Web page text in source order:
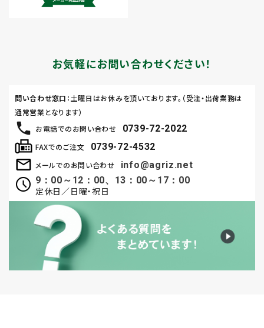
お気軽にお問い合わせください！
お電話でのお問い合わせ 0739-72-2022
メールでのお問い合わせ
info@agriz.net
9：00～12：00、13：00～17：00
定休日／日曜・祝日
FAXでのご注文 0739-72-4532
問い合わせ窓口 ：土曜日はお休みを頂いております。（受注・出荷業務は
通常営業となります）